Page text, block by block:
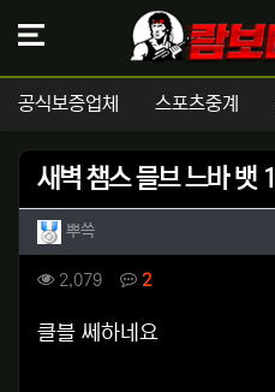
공식보증업체 스포츠중계
새벽 챔스 믈브 느바 뱃 1
작성자 정보
뿌쓱작성
컨텐츠 정보
2,079조회 2댓글
본문
클블 쎄하네요